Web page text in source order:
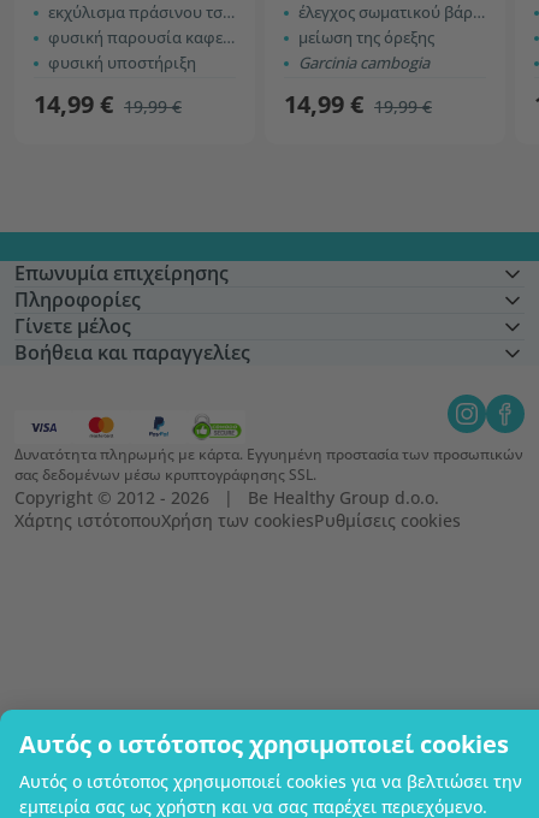
Αυτός ο ιστότοπος χρησιμοποιεί cookies
Αυτός ο ιστότοπος χρησιμοποιεί cookies για να βελτιώσει την
εμπειρία σας ως χρήστη και να σας παρέχει περιεχόμενο.
εκχύλισμα πράσινου τσαγιού και καφέ
φυσική παρουσία καφεΐνης + EGCG
φυσική υποστήριξη
14,99 € 19,99 €
έλεγχος σωματικού βάρους
μείωση της όρεξης
Garcinia cambogia
14,99 € 19,99 €
Επωνυμία επιχείρησης
Πληροφορίες
Γίνετε μέλος
Βοήθεια και παραγγελίες
Δυνατότητα πληρωμής με κάρτα. Εγγυημένη προστασία των προσωπικών
σας δεδομένων μέσω κρυπτογράφησης SSL.
Copyright © 2012 - 2026   |   Be Healthy Group d.o.o.
Χάρτης ιστότοπουΧρήση των cookiesΡυθμίσεις cookies